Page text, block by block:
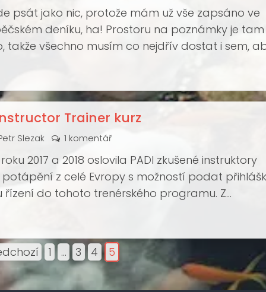
psát jako nic, protože mám už vše zapsáno ve
deníku, ha! Prostoru na poznámky je
takže všechno musím co nejdřív dostat i sem,
Trainer kurz
Slezak 1 komentář
2017 a 2018 oslovila PADI zkušené instruktory
z celé Evropy s možností podat
řízení do tohoto trenérského programu. Z
byli George Vandoros z Řecka, Alan
Michael Doumont z Belgie a Sascha Reuss z
1 … 3 4 5